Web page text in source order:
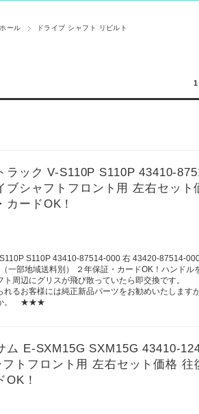
ール ドライブ シャフト リビルト
1
ラック V-S110P S110P 43410-
ブシャフトフロント用 左右セット
ードOK！
S110P 43410-87514-000 右 43420-87514-
一部地域送料別） ２年保証・カードOK！ハンド
周辺にグリスが飛び散っていたら即交換です。
お客様には純正新品パーツをお勧めいたします
か。 ★★★
ム E-SXM15G SXM15G 43410-
フトフロント用 左右セット価格
OK！